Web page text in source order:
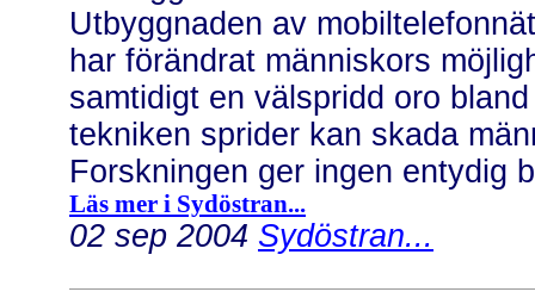
Utbyggnaden av
har förändrat människors
samtidigt en välspridd oro
tekniken sprider kan skada
Forskningen ger ingen entydig
Läs mer i Sydöstran...
02 sep 2004 Sydöstran...